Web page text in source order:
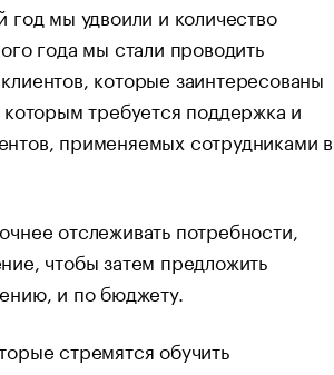
год мы удвоили и количество
года мы стали проводить
которые заинтересованы
требуется поддержка и
применяемых сотрудниками в
отслеживать потребности,
чтобы затем предложить
и по бюджету.
стремятся обучить